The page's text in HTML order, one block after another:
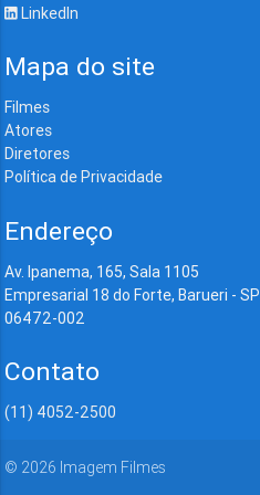
LinkedIn
Mapa do site
Filmes
Atores
Diretores
Política de Privacidade
Endereço
Av. Ipanema, 165, Sala 1105
Empresarial 18 do Forte, Barueri - SP
06472-002
Contato
(11) 4052-2500
© 2026 Imagem Filmes